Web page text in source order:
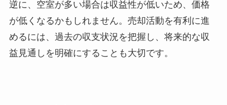
逆に、空室が多い場合は収益性が低いため、価格
が低くなるかもしれません。売却活動を有利に進
めるには、過去の収支状況を把握し、将来的な収
益見通しを明確にすることも大切です。